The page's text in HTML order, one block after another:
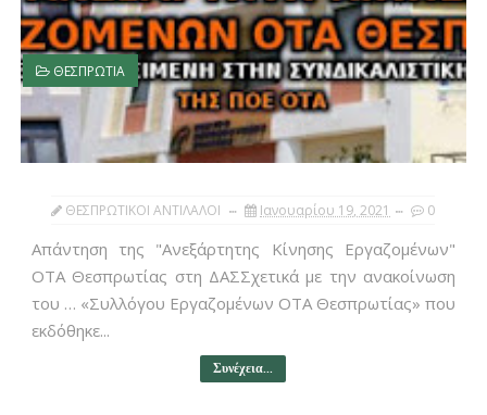
ΘΕΣΠΡΩΤΙΑ
ΘΕΣΠΡΩΤΙΚΟΙ ΑΝΤΙΛΑΛΟΙ Ιανουαρίου 19, 2021 0
Απάντηση της "Ανεξάρτητης Κίνησης Εργαζομένων"
ΟΤΑ Θεσπρωτίας στη ΔΑΣΣχετικά με την ανακοίνωση
του … «Συλλόγου Εργαζομένων ΟΤΑ Θεσπρωτίας» που
εκδόθηκε...
Συνέχεια...